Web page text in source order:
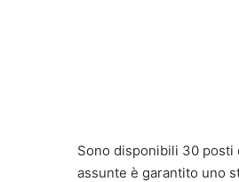
Sono disponibili 30 posti
assunte è garantito uno